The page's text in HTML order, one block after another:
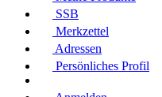
SSB
Merkzettel
Adressen
Persönliches Profil